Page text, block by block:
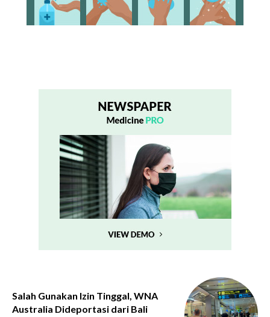
Salah Gunakan Izin Tinggal, WNA
Australia Dideportasi dari Bali